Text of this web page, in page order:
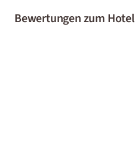
Bewertungen zum Hotel